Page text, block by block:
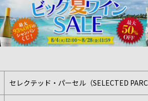
セレクテッド・パーセル（SELECTED